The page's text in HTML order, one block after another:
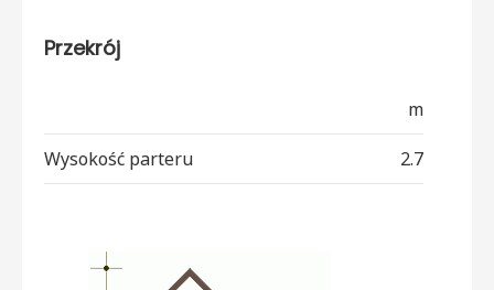
Przekrój
m
Wysokość parteru 2.7